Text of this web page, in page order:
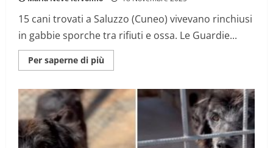
15 cani trovati a Saluzzo (Cuneo) vivevano rinchiusi
in gabbie sporche tra rifiuti e ossa. Le Guardie...
Per saperne di più
informazioni
cani
rinchiusi
in
una
gabbia
lamiere